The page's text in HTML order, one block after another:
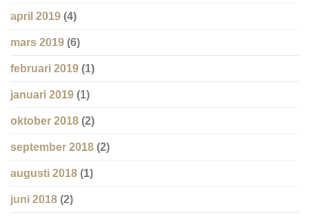
april 2019 (4)
mars 2019 (6)
februari 2019 (1)
januari 2019 (1)
oktober 2018 (2)
september 2018 (2)
augusti 2018 (1)
juni 2018 (2)